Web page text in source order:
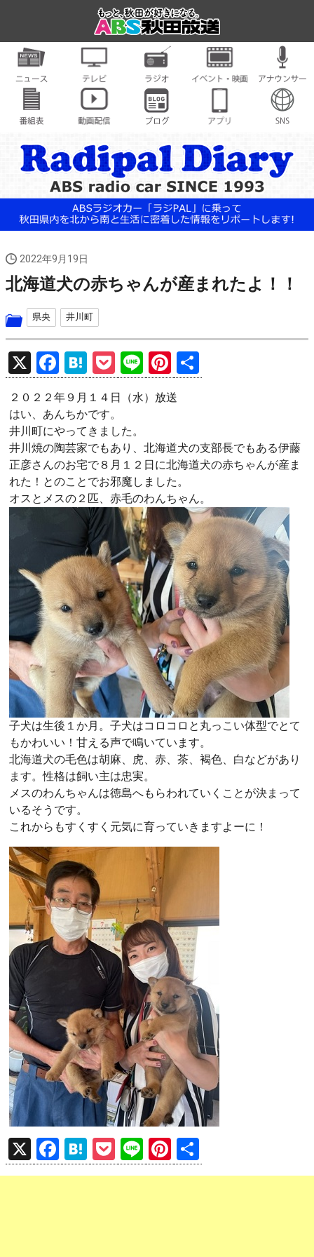
2022年9月19日
北海道犬の赤ちゃんが産まれたよ！！
県央 井川町
X
F
a
ce
b
o
o
k
H
at
e
n
a
P
o
ck
et
Li
n
e
Pi
nt
er
t
有
２０２２年９月１４日（水）放送
はい、あんちかです。
井川町にやってきました。
井川焼の陶芸家でもあり、北海道犬の支部長でもある伊藤
正彦さんのお宅で８月１２日に北海道犬の赤ちゃんが産ま
れた！とのことでお邪魔しました。
オスとメスの２匹、赤毛のわんちゃん。
子犬は生後１か月。子犬はコロコロと丸っこい体型でとて
もかわいい！甘える声で鳴いています。
北海道犬の毛色は胡麻、虎、赤、茶、褐色、白などがあり
ます。性格は飼い主は忠実。
メスのわんちゃんは徳島へもらわれていくことが決まって
いるそうです。
これからもすくすく元気に育っていきますよーに！
X
F
a
H
at
P
o
Li
n
Pi
nt 有